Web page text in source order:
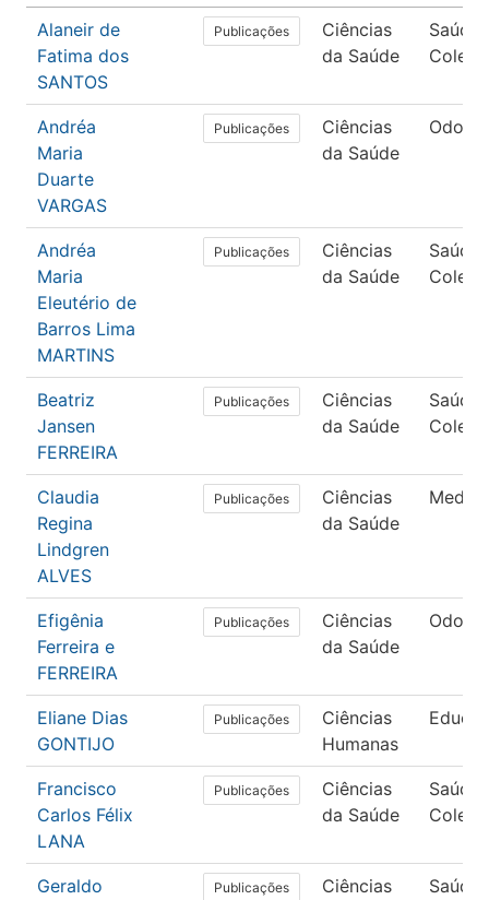
Alaneir de
Fatima dos
SANTOS
Publicações
Ciências
da Saúde
Saúde
Andréa
Maria
Duarte
VARGAS
Publicações
Ciências
da Saúde
Andréa
Maria
Eleutério de
Barros Lima
MARTINS
Publicações
Ciências
da Saúde
Saúde
Beatriz
Jansen
FERREIRA
Publicações
Ciências
da Saúde
Saúde
Claudia
Regina
Lindgren
ALVES
Publicações
Ciências
da Saúde
Efigênia
Ferreira e
FERREIRA
Publicações
Ciências
da Saúde
Eliane Dias
GONTIJO
Publicações
Ciências
Humanas
Francisco
Carlos Félix
LANA
Publicações
Ciências
da Saúde
Saúde
Geraldo
Publicações
Ciências
Saúde